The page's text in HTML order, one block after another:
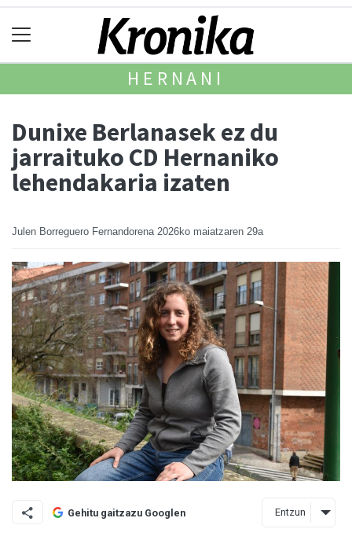
HERNANI
Dunixe Berlanasek ez du
jarraituko CD Hernaniko
lehendakaria izaten
Julen Borreguero Fernandorena 2026ko maiatzaren 29a
Gehitu gaitzazu Googlen Entzun